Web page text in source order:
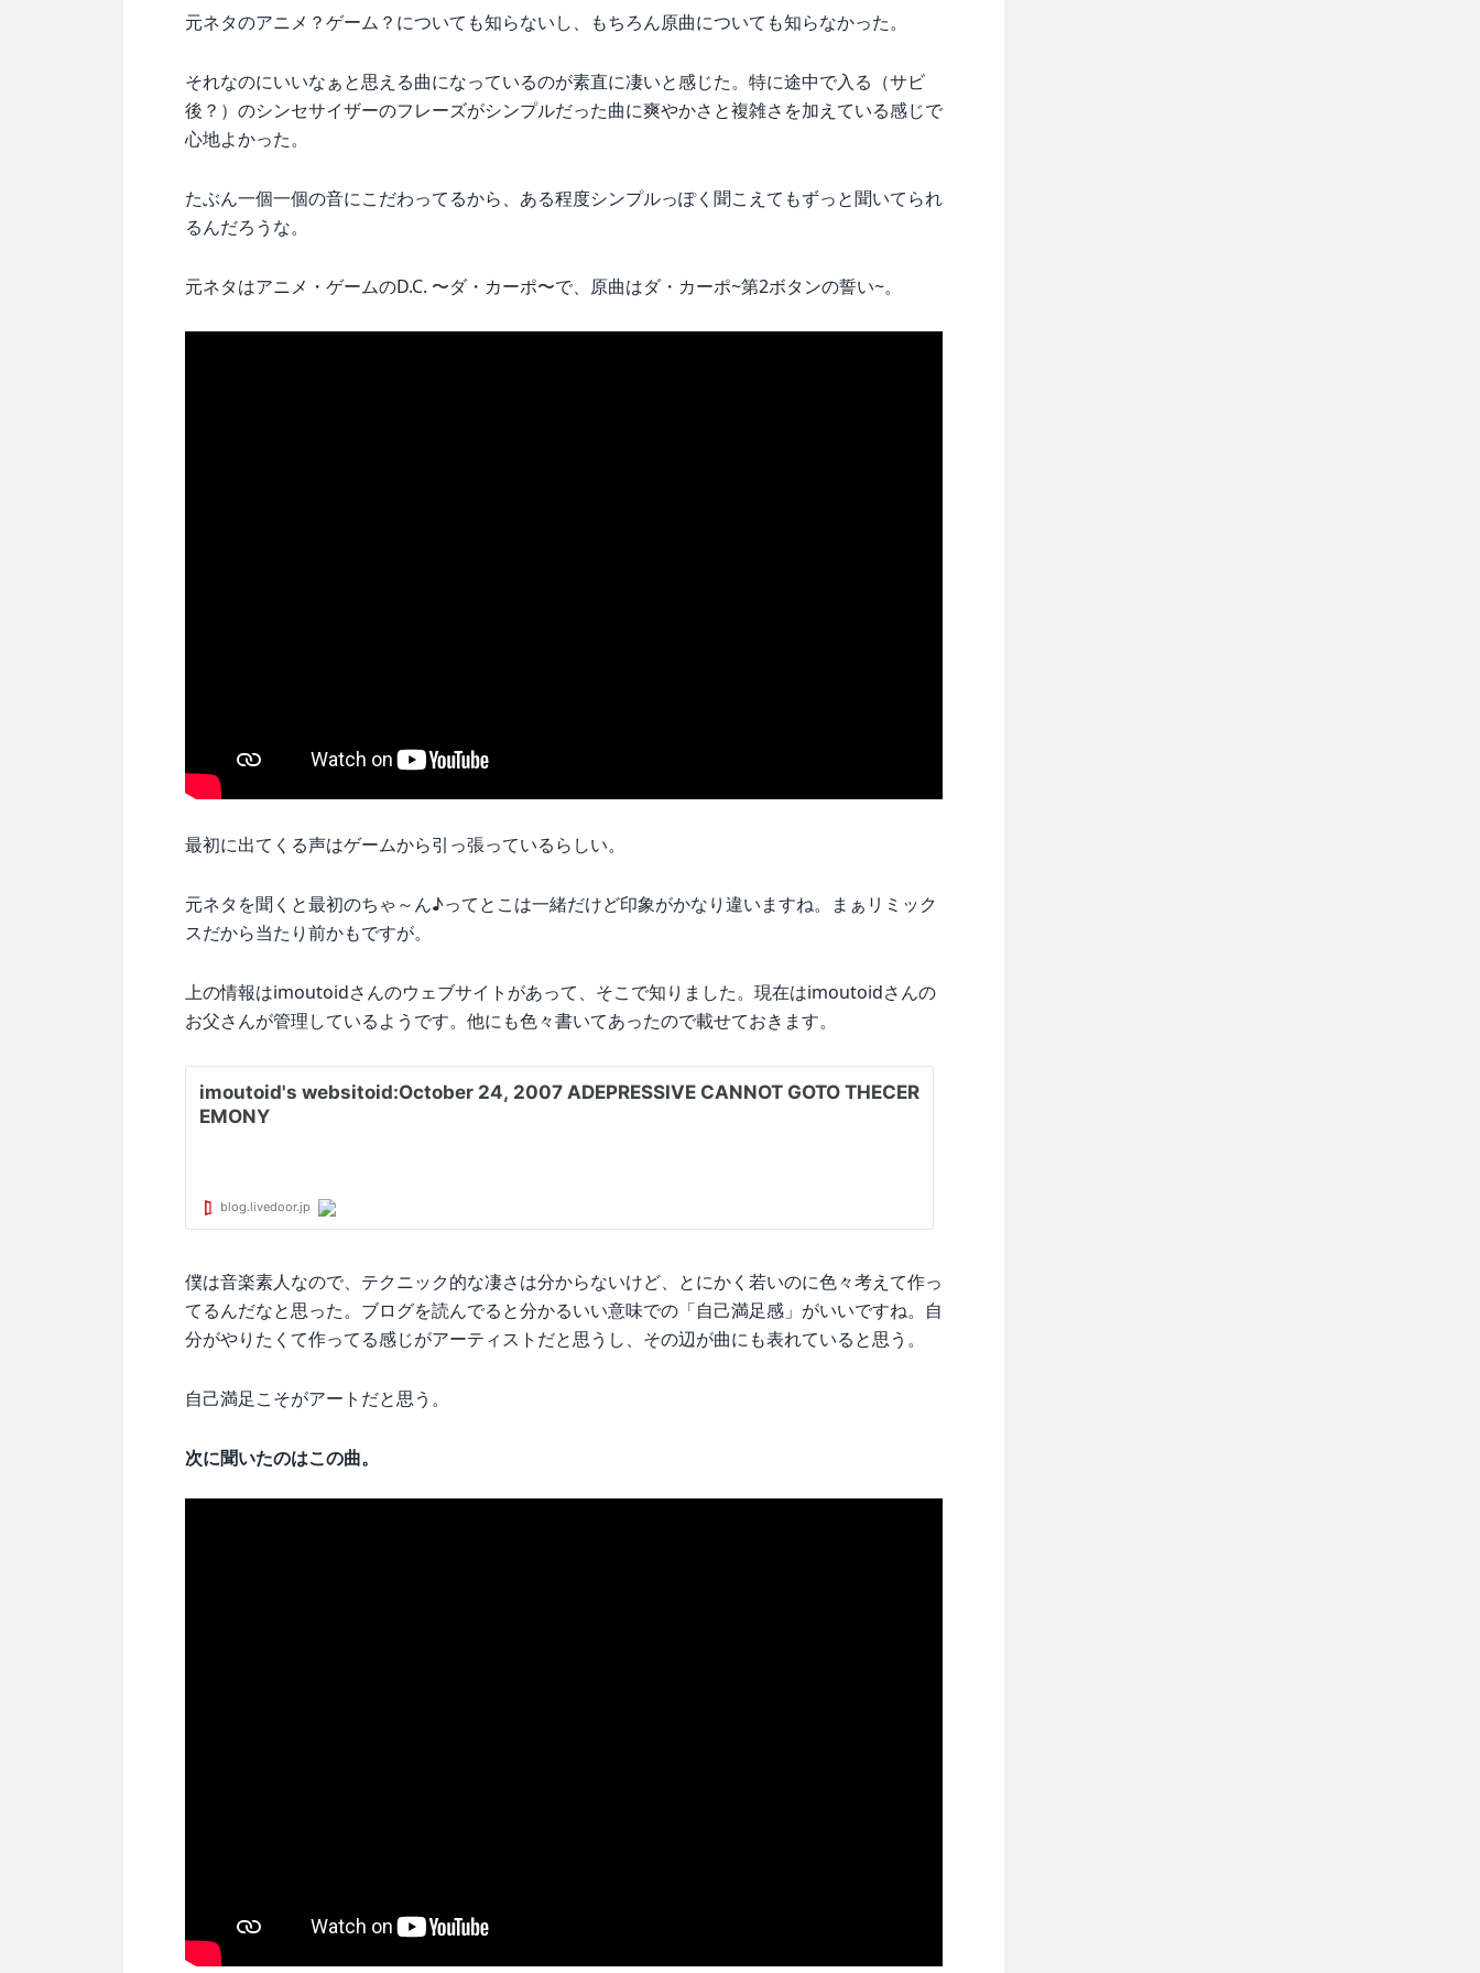
元ネタのアニメ？ゲーム？についても知らないし、もちろん原曲についても知らなかった。
それなのにいいなぁと思える曲になっているのが素直に凄いと感じた。特に途中で入る（サビ
後？）のシンセサイザーのフレーズがシンプルだった曲に爽やかさと複雑さを加えている感じで
心地よかった。
たぶん一個一個の音にこだわってるから、ある程度シンプルっぽく聞こえてもずっと聞いてられ
るんだろうな。
元ネタはアニメ・ゲームのD.C. 〜ダ・カーポ〜で、原曲はダ・カーポ~第2ボタンの誓い~。
最初に出てくる声はゲームから引っ張っているらしい。
元ネタを聞くと最初のちゃ～ん♪ってとこは一緒だけど印象がかなり違いますね。まぁリミック
スだから当たり前かもですが。
上の情報はimoutoidさんのウェブサイトがあって、そこで知りました。現在はimoutoidさんの
お父さんが管理しているようです。他にも色々書いてあったので載せておきます。
僕は音楽素人なので、テクニック的な凄さは分からないけど、とにかく若いのに色々考えて作っ
てるんだなと思った。ブログを読んでると分かるいい意味での「自己満足感」がいいですね。自
分がやりたくて作ってる感じがアーティストだと思うし、その辺が曲にも表れていると思う。
自己満足こそがアートだと思う。
次に聞いたのはこの曲。